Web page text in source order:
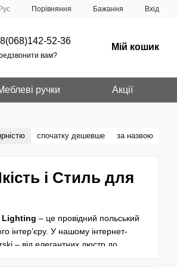
Рус Порівняння Бажання Вхід
52-36
вам?
Мій кошик
ручки Акції
спочатку дешевше за назвою
і Стиль для
Lighting – це провідний польський
інтер’єру. У нашому інтернет-
– від елегантних люстр до